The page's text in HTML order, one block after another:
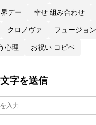
デー 幸せ 組み合わせ
クロノヴァ フュージョン
心理 お祝い コピペ
字を送信